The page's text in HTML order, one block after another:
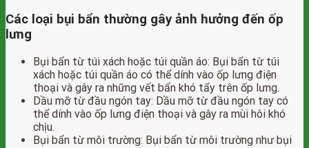
Các loại bụi bẩn thường gây ảnh hưởng đến ốp
lưng
Bụi bẩn từ túi xách hoặc túi quần áo: Bụi bẩn từ túi
xách hoặc túi quần áo có thể dính vào ốp lưng điện
thoại và gây ra những vết bẩn khó tẩy trên ốp lưng.
Dầu mỡ từ đầu ngón tay: Dầu mỡ từ đầu ngón tay có
thể dính vào ốp lưng điện thoại và gây ra mùi hôi khó
chịu.
Bụi bẩn từ môi trường: Bụi bẩn từ môi trường như bụi